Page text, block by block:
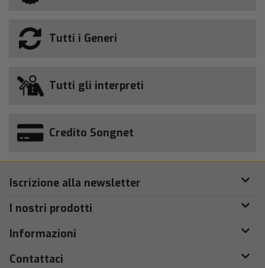
Tutti i Generi
Tutti gli interpreti
Credito Songnet
Iscrizione alla newsletter
I nostri prodotti
Informazioni
Contattaci